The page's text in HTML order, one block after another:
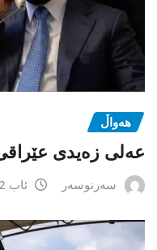
هەواڵ
عەلی زەیدی
سەرنوسەر ئاب 2, 2026